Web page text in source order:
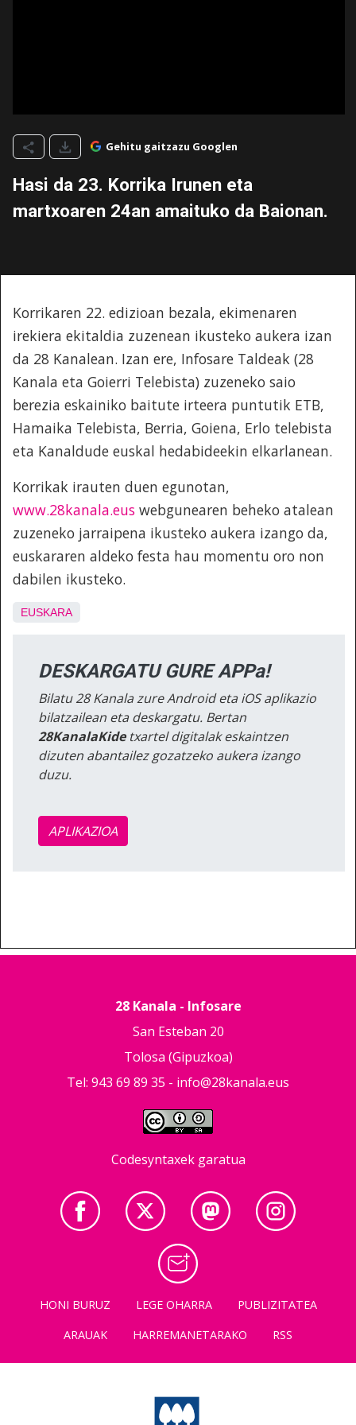
Gehitu gaitzazu Googlen
Hasi da 23. Korrika Irunen eta
martxoaren 24an amaituko da Baionan.
Korrikaren 22. edizioan bezala, ekimenaren
irekiera ekitaldia zuzenean ikusteko aukera izan
da 28 Kanalean. Izan ere, Infosare Taldeak (28
Kanala eta Goierri Telebista) zuzeneko saio
berezia eskainiko baitute irteera puntutik ETB,
Hamaika Telebista, Berria, Goiena, Erlo telebista
eta Kanaldude euskal hedabideekin elkarlanean.
Korrikak irauten duen egunotan,
www.28kanala.eus webgunearen beheko atalean
zuzeneko jarraipena ikusteko aukera izango da,
euskararen aldeko festa hau momentu oro non
dabilen ikusteko.
EUSKARA
DESKARGATU GURE APPa!
Bilatu 28 Kanala zure Android eta iOS aplikazio
bilatzailean eta deskargatu. Bertan
28KanalaKidetxartel digitalak eskaintzen
dizuten abantailez gozatzeko aukera izango
duzu.
APLIKAZIOA
28 Kanala - Infosare
San Esteban 20
Tolosa (Gipuzkoa)
Tel: 943 69 89 35 - info@28kanala.eus
Codesyntaxek garatua
HONI BURUZ LEGE OHARRA
PUBLIZITATEA
ARAUAK
HARREMANETARAKO RSS